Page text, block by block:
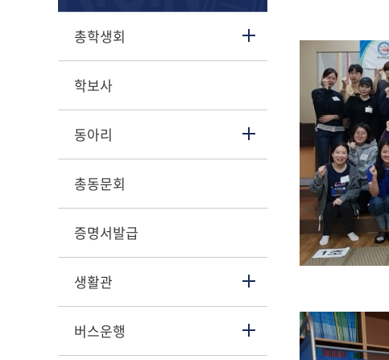
총학생회
학보사
동아리
총동문회
증명서발급
생활관
버스운행